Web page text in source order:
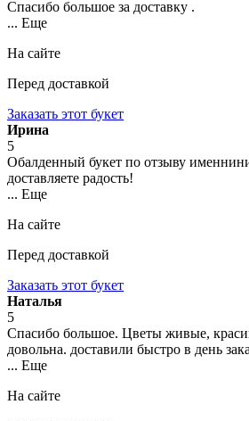
Спасибо большое за доставку .
... Еще
На сайте
Перед доставкой
Заказать этот букет
Ирина
5
Обалденный букет по отзыву
доставляете радость!
... Еще
На сайте
Перед доставкой
Заказать этот букет
Наталья
5
Спасибо большое. Цветы живые,
довольна. доставили быстро в день
... Еще
На сайте